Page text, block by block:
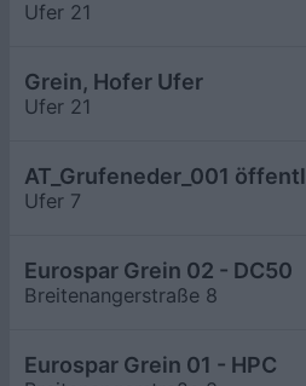
Ufer 21
Grein, Hofer Ufer
Ufer 21
AT_Grufeneder_001
Ufer 7
Eurospar Grein 02 - DC50
Breitenangerstraße 8
Eurospar Grein 01 - HPC